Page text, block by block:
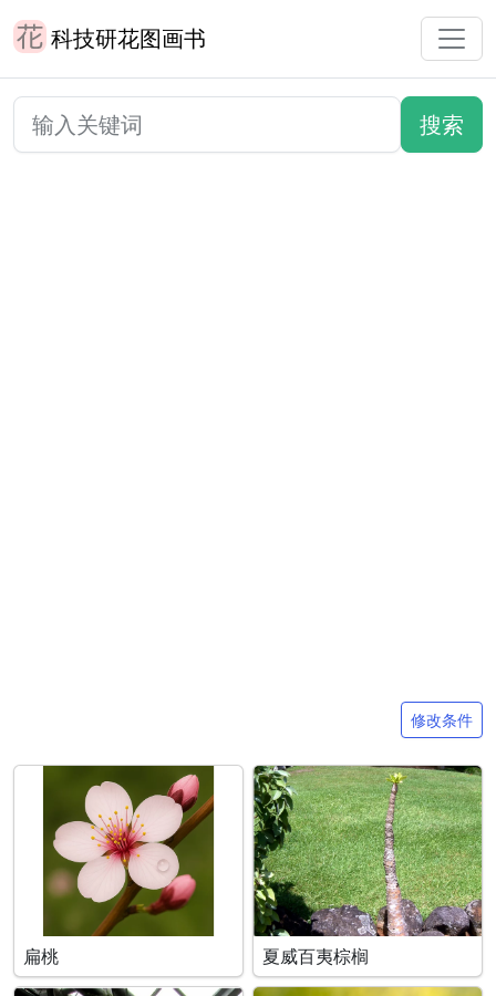
科技研花图画书
修改条件
扁桃 夏威百夷棕榈